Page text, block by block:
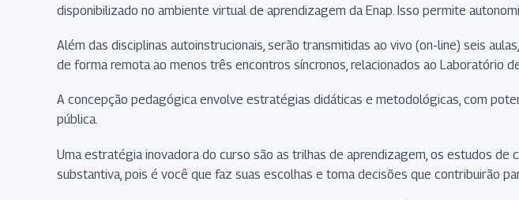
disponibilizado no ambiente virtual de aprendizagem da Enap. Isso permite
Além das disciplinas autoinstrucionais, serão transmitidas ao vivo (on-line) seis
de forma remota ao menos três encontros síncronos, relacionados ao Laboratório
A concepção pedagógica envolve estratégias didáticas e metodológicas, com
pública.
Uma estratégia inovadora do curso são as trilhas de aprendizagem, os estudos
substantiva, pois é você que faz suas escolhas e toma decisões que contribuirão